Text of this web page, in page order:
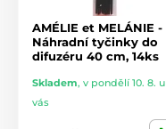
AMÉLIE et MELÁNIE -
Náhradní tyčinky do
difuzéru 40 cm, 14ks
Skladem, v pondělí 10. 8. u
vás